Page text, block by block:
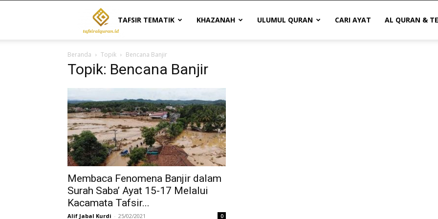
Tafsir
Al
Quran
|
Referensi
Tafsir
TAFSIR TEMATIK KHAZANAH ULUMUL QURAN CARI AYAT AL QURAN &
Beranda Topik Bencana Banjir
Topik: Bencana Banjir
Membaca Fenomena Banjir dalam
Surah Saba’ Ayat 15-17 Melalui
Kacamata Tafsir...
Alif Jabal Kurdi - 25/02/2021 0